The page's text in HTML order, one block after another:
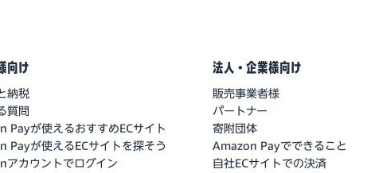
向け
納税
質問
Payが使えるおすすめECサイト
Payが使えるECサイトを探そう
アカウントでログイン
法人・企業様向け
販売事業者様
パートナー
寄附団体
Amazon Payでできること
自社ECサイトでの決済